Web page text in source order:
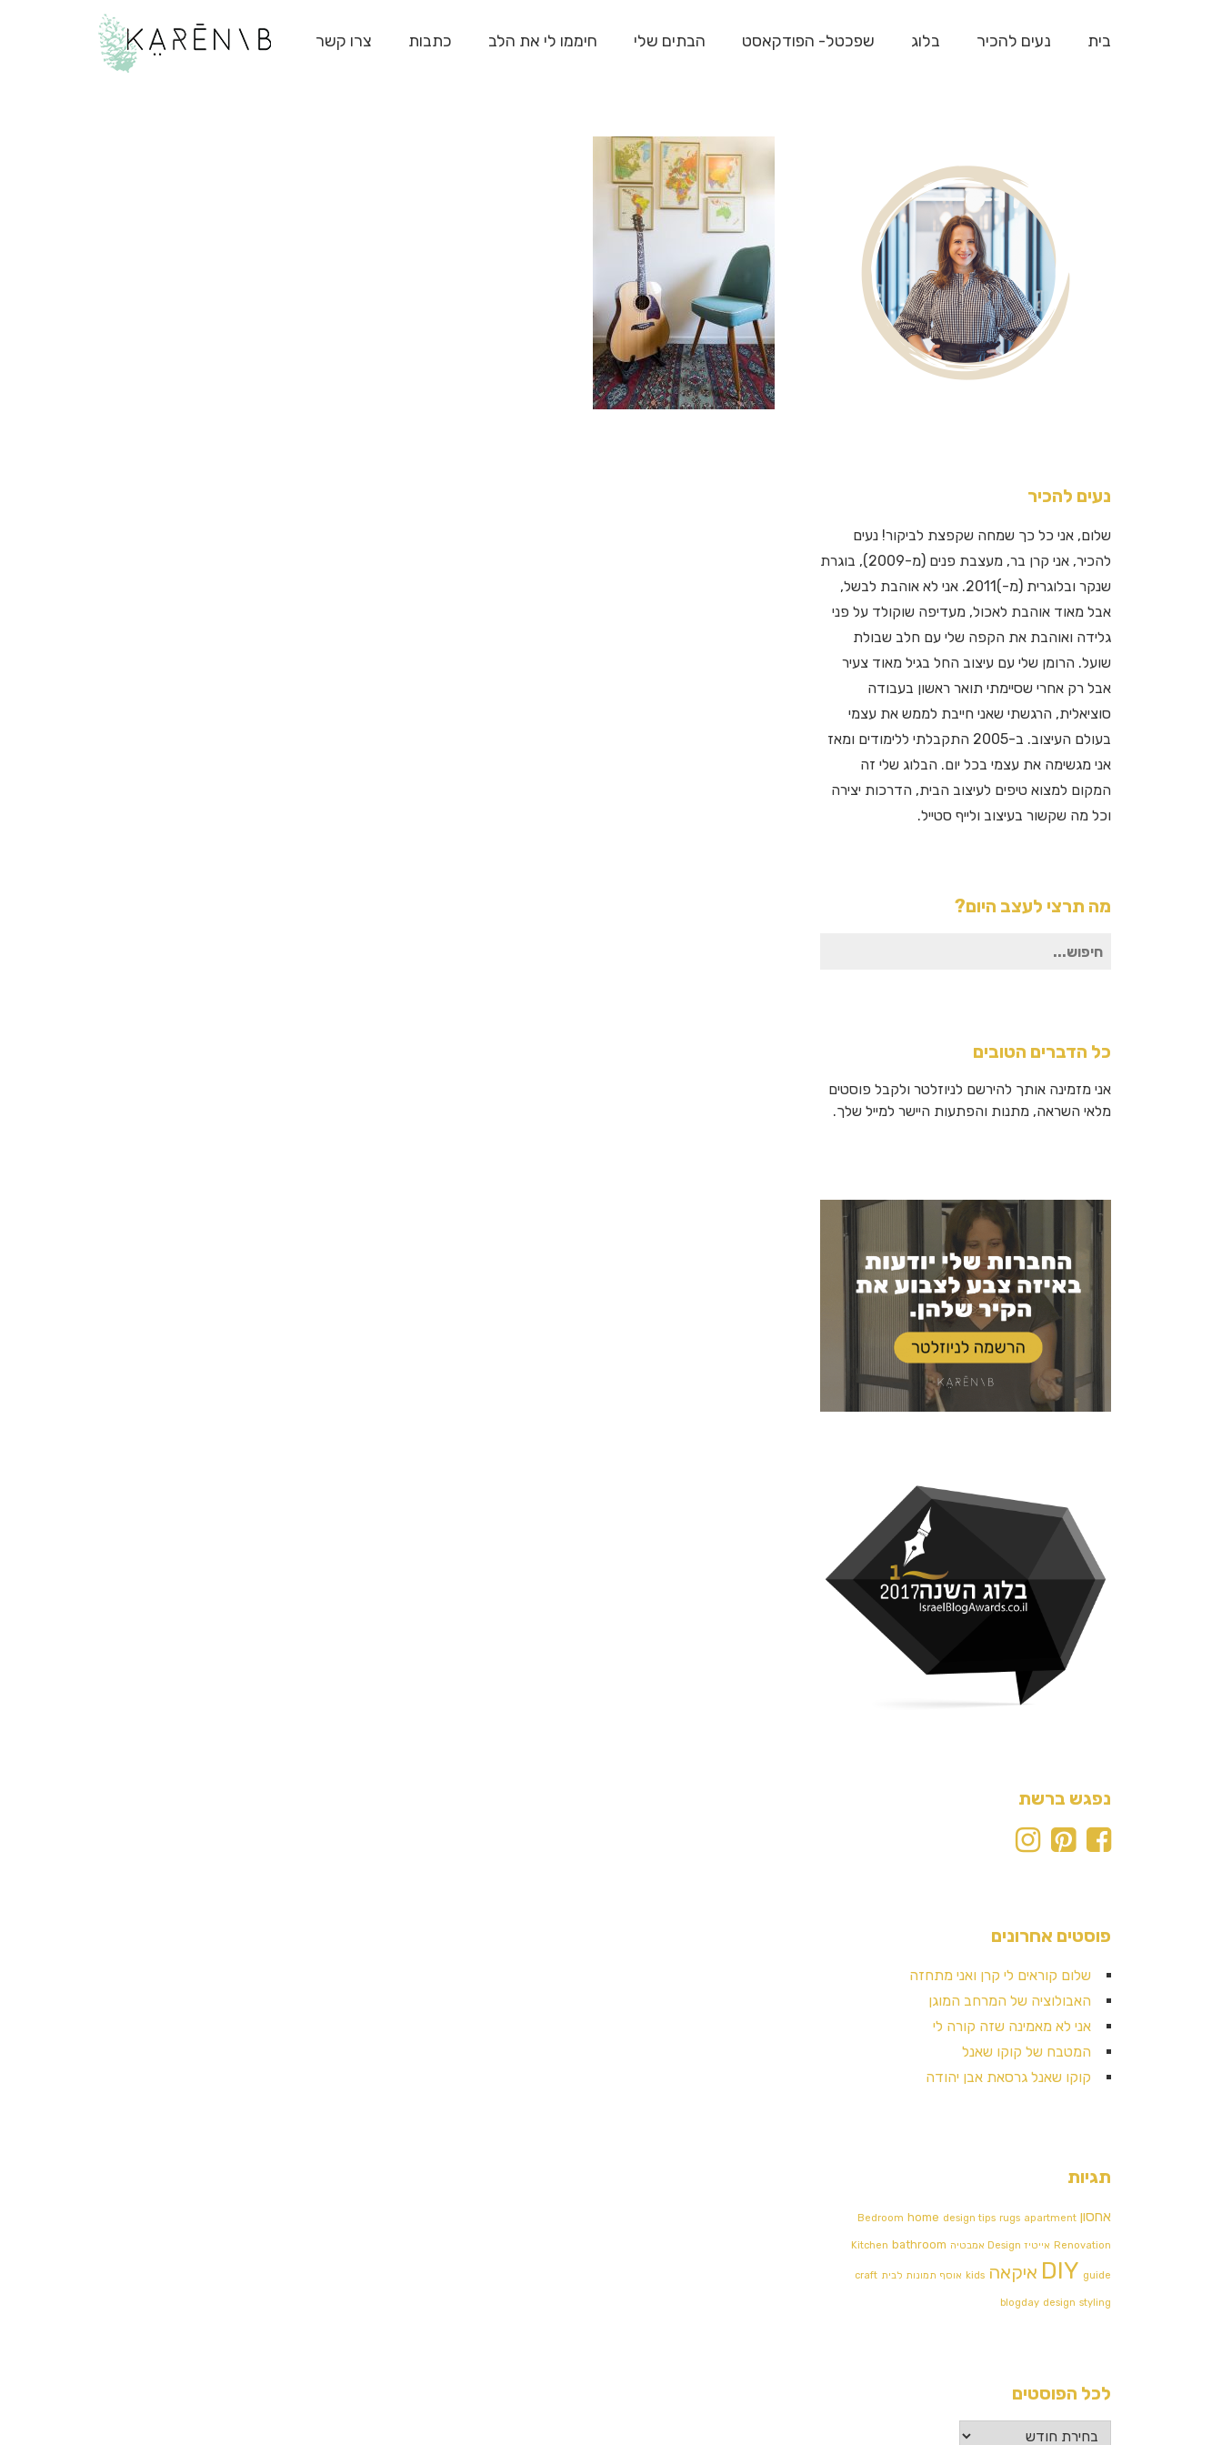
בית נעים להכיר בלוג שפכטל- הפודקאסט הבתים שלי חיממו לי את הלב כתבות צרו קשר
נעים להכיר
שלום, אני כל כך שמחה שקפצת לביקור! נעים
להכיר, אני קרן בר, מעצבת פנים (מ-2009), בוגרת
שנקר ובלוגרית (מ-)2011. אני לא אוהבת לבשל,
אבל מאוד אוהבת לאכול, מעדיפה שוקולד על פני
גלידה ואוהבת את הקפה שלי עם חלב שבולת
שועל. הרומן שלי עם עיצוב החל בגיל מאוד צעיר
אבל רק אחרי שסיימתי תואר ראשון בעבודה
סוציאלית, הרגשתי שאני חייבת לממש את עצמי
בעולם העיצוב. ב-2005 התקבלתי ללימודים ומאז
אני מגשימה את עצמי בכל יום. הבלוג שלי זה
המקום למצוא טיפים לעיצוב הבית, הדרכות יצירה
וכל מה שקשור בעיצוב ולייף סטייל.
מה תרצי לעצב היום?
חיפוש
כל הדברים הטובים
אני מזמינה אותך להירשם לניוזלטר ולקבל פוסטים
מלאי השראה, מתנות והפתעות היישר למייל שלך.
נפגש ברשת
פוסטים אחרונים
שלום קוראים לי קרן ואני מתחזה
האבולוציה של המרחב המוגן
אני לא מאמינה שזה קורה לי
המטבח של קוקו שאנל
קוקו שאנל גרסאת אבן יהודה
תגיות
אחסון Bedroom home design tips rugs apartment
Renovation אייטיז Design אמבטיה Kitchen bathroom
DIY guide איקאה kids אוסף תמונות לבית craft
blogday design styling
לכל הפוסטים
לכל